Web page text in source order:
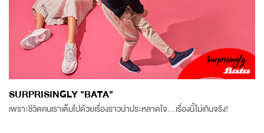
SURPRISINGLY "BATA"
เพราะชีวิตคนเราเต็มไปด้วยเรื่องราวน่าประหลาดใจ...เรื่องนี้ไม่เกินจริง!